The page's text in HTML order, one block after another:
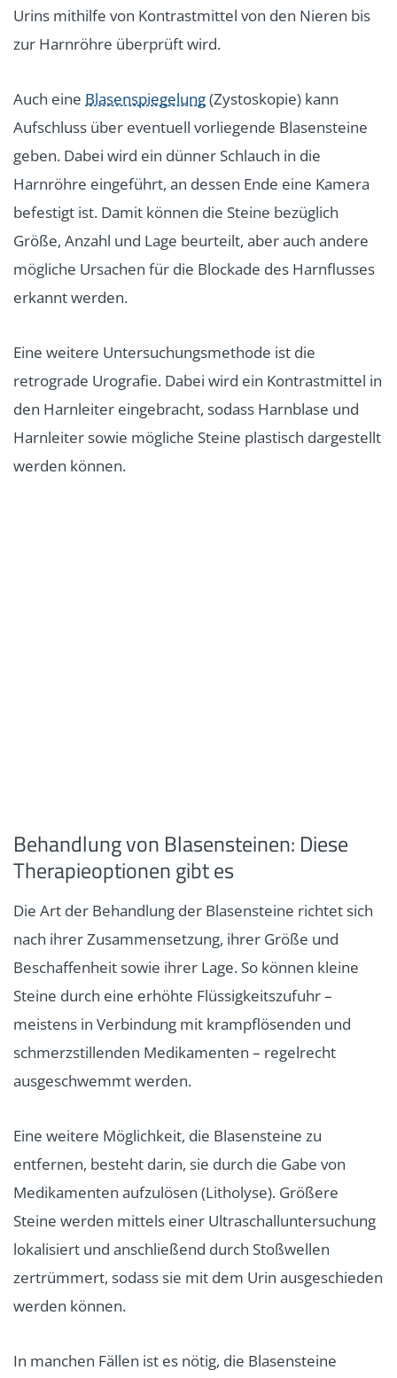
Urins mithilfe von Kontrastmittel von den Nieren bis
zur Harnröhre überprüft wird.
Auch eine Blasenspiegelung(Zystoskopie) kann
Aufschluss über eventuell vorliegende Blasensteine
geben. Dabei wird ein dünner Schlauch in die
Harnröhre eingeführt, an dessen Ende eine Kamera
befestigt ist. Damit können die Steine bezüglich
Größe, Anzahl und Lage beurteilt, aber auch andere
mögliche Ursachen für die Blockade des Harnflusses
erkannt werden.
Eine weitere Untersuchungsmethode ist die
retrograde Urografie. Dabei wird ein Kontrastmittel in
den Harnleiter eingebracht, sodass Harnblase und
Harnleiter sowie mögliche Steine plastisch dargestellt
werden können.
Behandlung von Blasensteinen: Diese
Therapieoptionen gibt es
Die Art der Behandlung der Blasensteine richtet sich
nach ihrer Zusammensetzung, ihrer Größe und
Beschaffenheit sowie ihrer Lage. So können kleine
Steine durch eine erhöhte Flüssigkeitszufuhr –
meistens in Verbindung mit krampflösenden und
schmerzstillenden Medikamenten – regelrecht
ausgeschwemmt werden.
Eine weitere Möglichkeit, die Blasensteine zu
entfernen, besteht darin, sie durch die Gabe von
Medikamenten aufzulösen (Litholyse). Größere
Steine werden mittels einer Ultraschalluntersuchung
lokalisiert und anschließend durch Stoßwellen
zertrümmert, sodass sie mit dem Urin ausgeschieden
werden können.
In manchen Fällen ist es nötig, die Blasensteine